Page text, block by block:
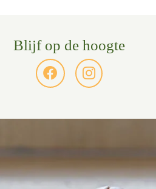
Blijf op de hoogte